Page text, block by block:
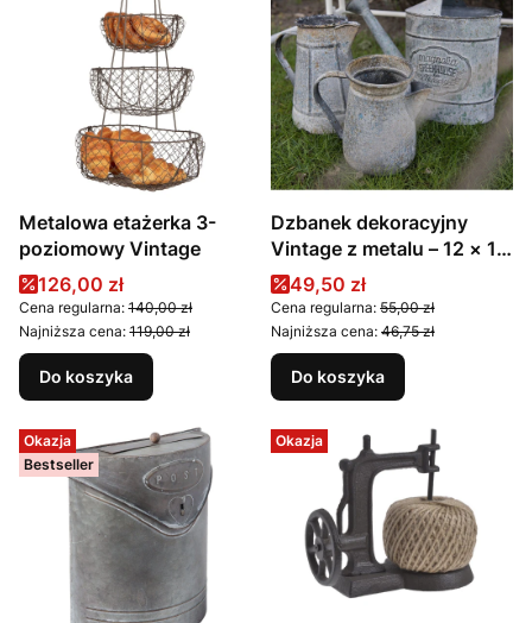
Metalowa etażerka 3-
poziomowy Vintage
Cena promocyjna
126,00 zł
Cena regularna: 140,00 zł
Najniższa cena: 119,00 zł
Do koszyka
Dzbanek dekoracyjny
Vintage z metalu – 12 × 12
× 16 cm
Cena promocyjna
49,50 zł
Cena regularna: 55,00 zł
Najniższa cena: 46,75 zł
Do koszyka
Okazja
Bestseller
Okazja